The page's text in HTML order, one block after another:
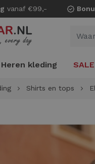
vanaf €99,-
Heren kleding SALE
Shirts en tops